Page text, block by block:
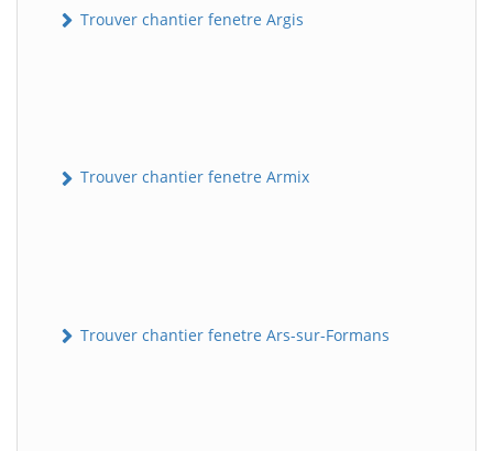
Trouver chantier fenetre Argis
Trouver chantier fenetre Armix
Trouver chantier fenetre Ars-sur-Formans